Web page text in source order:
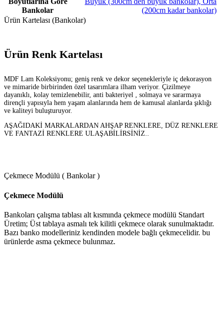
Bankolar
(200cm kadar bankolar)
Ürün Kartelası (Bankolar)
Ürün Renk Kartelası
MDF Lam Koleksiyonu; geniş renk ve dekor seçenekleriyle iç dekorasyon
ve mimaride birbirinden özel tasarımlara ilham veriyor. Çizilmeye
dayanıklı, kolay temizlenebilir, anti bakteriyel , solmaya ve sararmaya
dirençli yapısıyla hem yaşam alanlarında hem de kamusal alanlarda şıklığı
ve kaliteyi buluşturuyor.
AŞAĞIDAKİ MARKALARDAN AHŞAP RENKLERE, DÜZ RENKLERE
VE FANTAZİ RENKLERE ULAŞABİLİRSİNİZ..
Çekmece Modülü ( Bankolar )
Çekmece Modülü
Bankoları çalışma tablası alt kısmında çekmece modülü Standart
Üretim; Üst tablaya asmalı tek kilitli çekmece olarak sunulmaktadır.
Bazı banko modelleriniz kendinden modele bağlı çekmecelidir. bu
ürünlerde asma çekmece bulunmaz.